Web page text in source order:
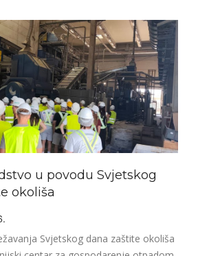
u povodu Svjetskog
okoliša
Svjetskog dana zaštite okoliša